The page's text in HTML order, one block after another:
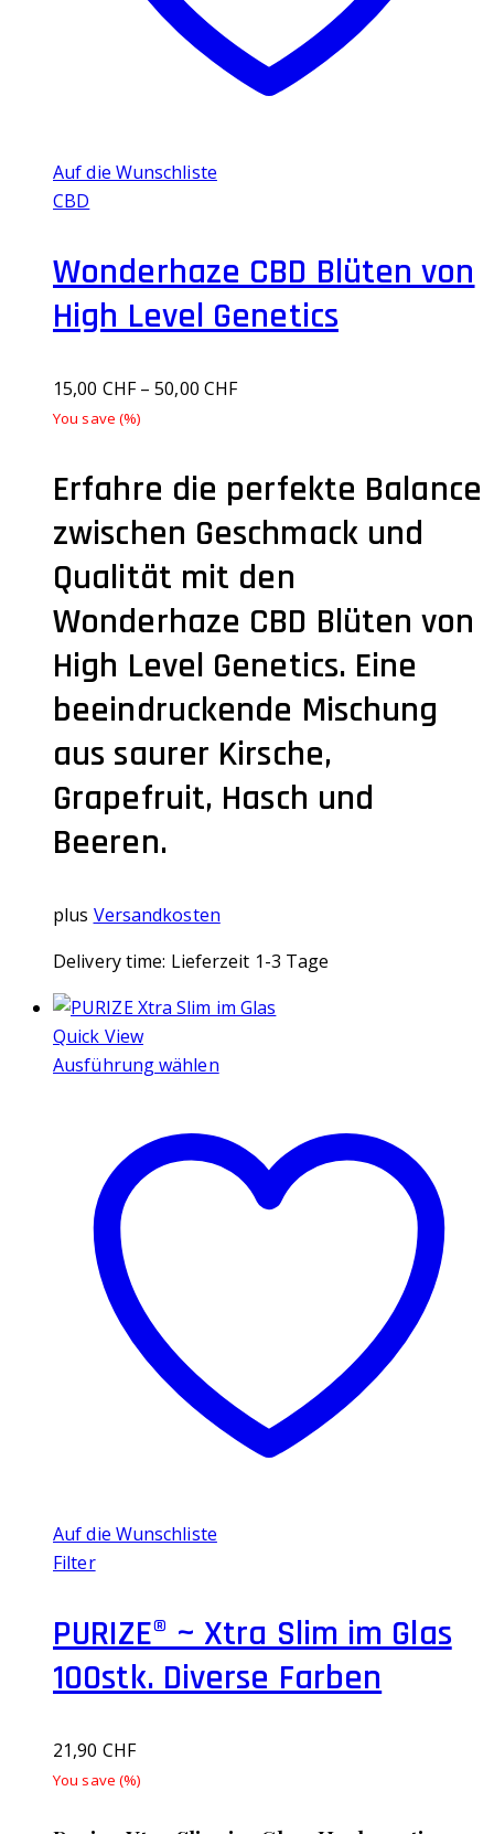
Auf die Wunschliste
CBD
Wonderhaze CBD Blüten von
High Level Genetics
15,00 CHF–50,00 CHF
You save (%)
Erfahre die perfekte Balance
zwischen Geschmack und
Qualität mit den
Wonderhaze CBD Blüten von
High Level Genetics. Eine
beeindruckende Mischung
aus saurer Kirsche,
Grapefruit, Hasch und
Beeren.
plus Versandkosten
Delivery time: Lieferzeit 1-3 Tage
Quick View
Ausführung wählen
mehrere
Varianten
Optionen
können
Auf die Wunschliste
Filter
PURIZE® ~ Xtra Slim im Glas
100stk. Diverse Farben
21,90 CHF
You save (%)